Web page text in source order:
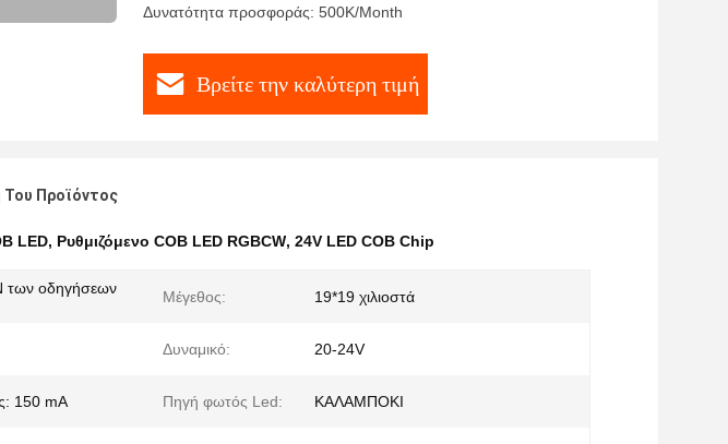
Δυνατότητα προσφοράς: 500K/Month
Βρείτε την καλύτερη τιμή
Του Προϊόντος
LED, Ρυθμιζόμενο COB LED RGBCW, 24V LED COB Chip
των οδηγήσεων
Μέγεθος: 19*19 χιλιοστά
Δυναμικό: 20-24V
150 mA Πηγή φωτός Led: ΚΑΛΑΜΠΟΚΙ